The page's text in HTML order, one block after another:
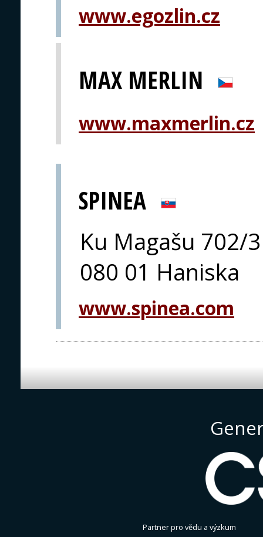
www.egozlin.cz
MAX MERLIN
www.maxmerlin.cz
SPINEA
Ku Magašu 702/3
080 01 Haniska
www.spinea.com
Partner pro vědu a výzkum